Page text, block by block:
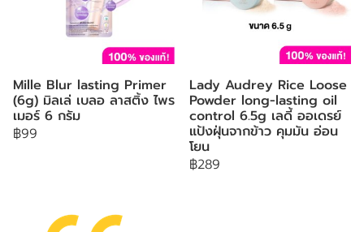
Mille Blur lasting Primer
(6g) มิลเล่ เบลอ ลาสติ้ง ไพร
เมอร์ 6 กรัม
฿99
Lady Audrey Rice Loose
Powder long-lasting oil
control 6.5g เลดี้ ออเดรย์
แป้งฝุ่นจากข้าว คุมมัน อ่อน
โยน
฿289